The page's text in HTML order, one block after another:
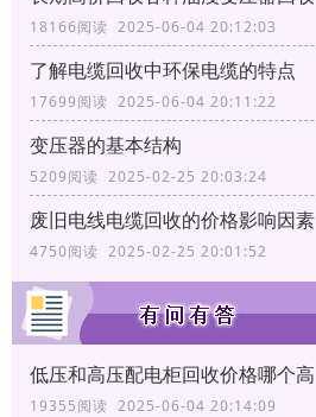
18166阅读 2025-06-04 20:12:03
了解电缆回收中环保电缆的特点
17699阅读 2025-06-04 20:11:22
变压器的基本结构
5209阅读 2025-02-25 20:03:24
废旧电线电缆回收的价格影响因素
4750阅读 2025-02-25 20:01:52
低压和高压配电柜回收价格哪个高
19355阅读 2025-06-04 20:14:09